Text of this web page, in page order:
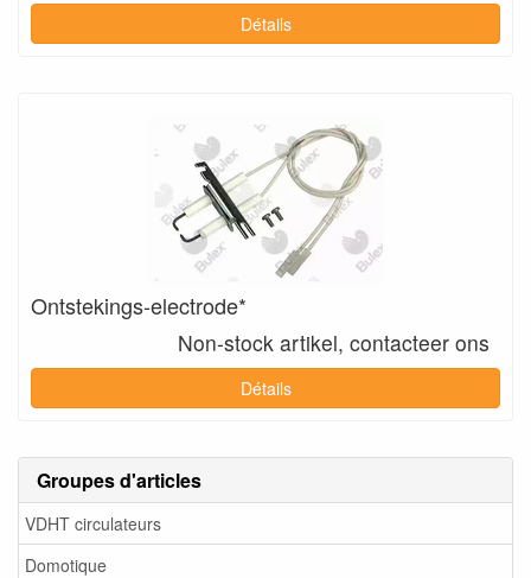
Groupes d'articles
VDHT circulateurs
Domotique
Détails
Ontstekings-electrode*
Non-stock artikel, contacteer ons
Détails